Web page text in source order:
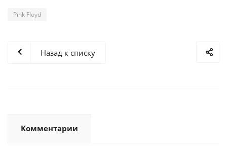
Pink Floyd
Назад к списку
Комментарии